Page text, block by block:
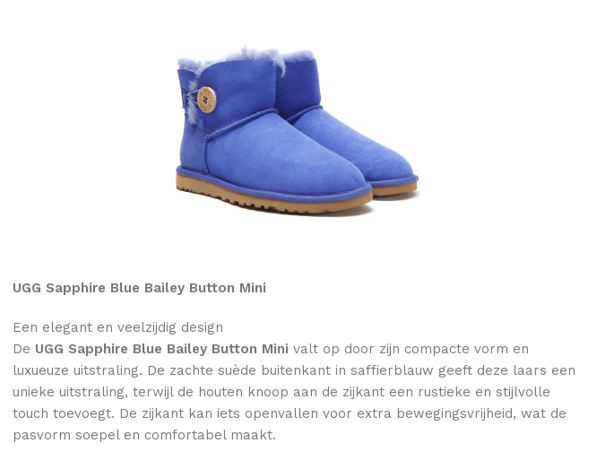
UGG Sapphire Blue Bailey Button Mini
Een elegant en veelzijdig design
De UGG Sapphire Blue Bailey Button Mini valt op door zijn compacte vorm en
luxueuze uitstraling. De zachte suède buitenkant in saffierblauw geeft deze laars een
unieke uitstraling, terwijl de houten knoop aan de zijkant een rustieke en stijlvolle
touch toevoegt. De zijkant kan iets openvallen voor extra bewegingsvrijheid, wat de
pasvorm soepel en comfortabel maakt.